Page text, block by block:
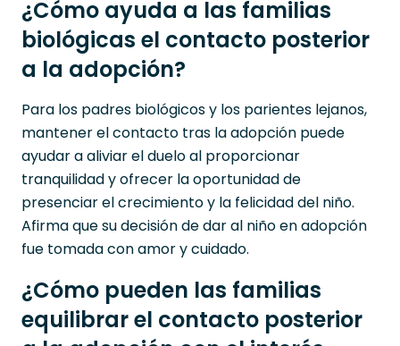
¿Cómo ayuda a las familias
biológicas el contacto posterior
a la adopción?
Para los padres biológicos y los parientes lejanos,
mantener el contacto tras la adopción puede
ayudar a aliviar el duelo al proporcionar
tranquilidad y ofrecer la oportunidad de
presenciar el crecimiento y la felicidad del niño.
Afirma que su decisión de dar al niño en adopción
fue tomada con amor y cuidado.
¿Cómo pueden las familias
equilibrar el contacto posterior